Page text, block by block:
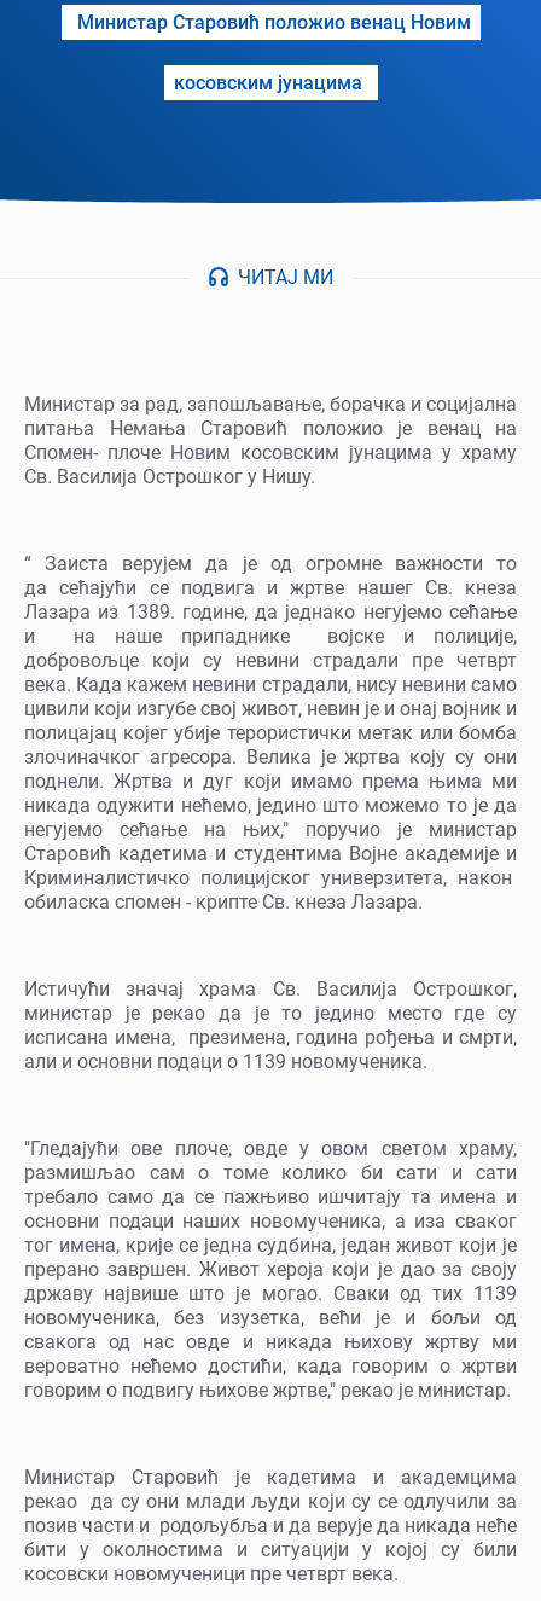
Министар Старовић положио венац Новим
косовским јунацима
ЧИТАЈ МИ
Министар за рад, запошљавање, борачка и социјална
питања Немања Старовић положио је венац на
Спомен- плоче Новим косовским јунацима у храму
Св. Василија Острошког у Нишу.
“ Заиста верујем да је од огромне важности то
да сећајући се подвига и жртве нашег Св. кнеза
Лазара из 1389. године, да једнако негујемо сећање
и на наше припаднике војске и полиције,
добровољце који су невини страдали пре четврт
века. Када кажем невини страдали, нису невини само
цивили који изгубе свој живот, невин је и онај војник и
полицајац којег убије терористички метак или бомба
злочиначког агресора. Велика је жртва коју су они
поднели. Жртва и дуг који имамо према њима ми
никада одужити нећемо, једино што можемо то је да
негујемо сећање на њих," поручио је министар
Старовић кадетима и студентима Војне академије и
Криминалистичко полицијског универзитета, након
обиласка спомен - крипте Св. кнеза Лазара.
Истичући значај храма Св. Василија Острошког,
министар је рекао да је то једино место где су
исписана имена, презимена, година рођења и смрти,
али и основни подаци о 1139 новомученика.
"Гледајући ове плоче, овде у овом светом храму,
размишљао сам о томе колико би сати и сати
требало само да се пажњиво ишчитају та имена и
основни подаци наших новомученика, а иза сваког
тог имена, крије се једна судбина, један живот који је
прерано завршен. Живот хероја који је дао за своју
државу највише што је могао. Сваки од тих 1139
новомученика, без изузетка, већи је и бољи од
свакога од нас овде и никада њихову жртву ми
вероватно нећемо достићи, када говорим о жртви
говорим о подвигу њихове жртве," рекао је министар.
Министар Старовић је кадетима и академцима
рекао да су они млади људи који су се одлучили за
позив части и родољубља и да верује да никада неће
бити у околностима и ситуацији у којој су били
косовски новомученици пре четврт века.